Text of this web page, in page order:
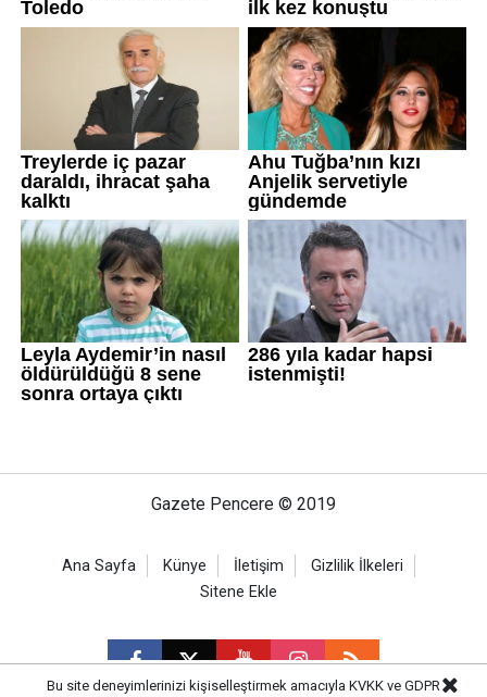
Gazete Pencere © 2019
Ana Sayfa Künye İletişim
Gizlilik İlkeleri
Sitene Ekle
Bu site deneyimlerinizi kişiselleştirmek amacıyla KVKK ve GDPR